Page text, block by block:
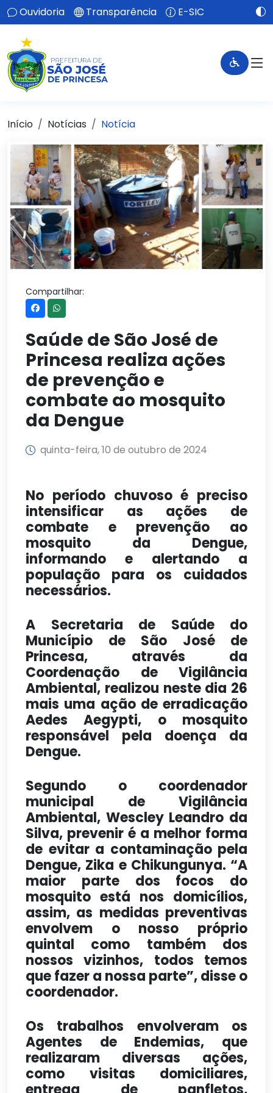
Ouvidoria Transparência E-SIC
Início Notícias Notícia
Compartilhar:
Saúde de São José de
Princesa realiza ações
de prevenção e
combate ao mosquito
da Dengue
quinta-feira, 10 de outubro de 2024
No período chuvoso é preciso
intensificar as ações de
combate e prevenção ao
mosquito da Dengue,
informando e alertando a
população para os cuidados
necessários.
A Secretaria de Saúde do
Município de São José de
Princesa, através da
Coordenação de Vigilância
Ambiental, realizou neste dia 26
mais uma ação de erradicação
Aedes Aegypti, o mosquito
responsável pela doença da
Dengue.
Segundo o coordenador
municipal de Vigilância
Ambiental, Wescley Leandro da
Silva, prevenir é a melhor forma
de evitar a contaminação pela
Dengue, Zika e Chikungunya. “A
maior parte dos focos do
mosquito está nos domicílios,
assim, as medidas preventivas
envolvem o nosso próprio
quintal como também dos
nossos vizinhos, todos temos
que fazer a nossa parte”, disse o
coordenador.
Os trabalhos envolveram os
Agentes de Endemias, que
realizaram diversas ações,
como visitas domiciliares,